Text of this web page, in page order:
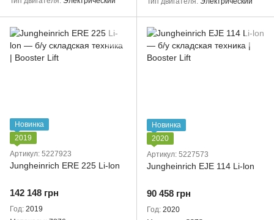
Новинка
2019
Артикул: 5227923
Jungheinrich ERE 225 Li-lon
142 148 грн
Год 2019
Новинка
2020
Артикул: 5227573
Jungheinrich EJE 114 Li-lon
90 458 грн
Год 2020